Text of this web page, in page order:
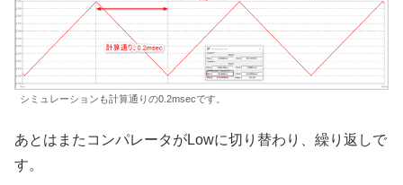
シミュレーションも計算通りの0.2msecです。
あとはまたコンパレータがLowに切り替わり、繰り返しで
す。